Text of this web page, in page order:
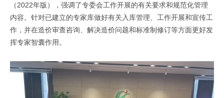
（2022年版），强调了专委会工作开展的有关要求和规范化管理
内容。针对已建立的专家库做好有关入库管理、工作开展和宣传工
作，并在造价审查咨询、解决造价问题和标准制修订等方面更好发
挥专家智囊作用。